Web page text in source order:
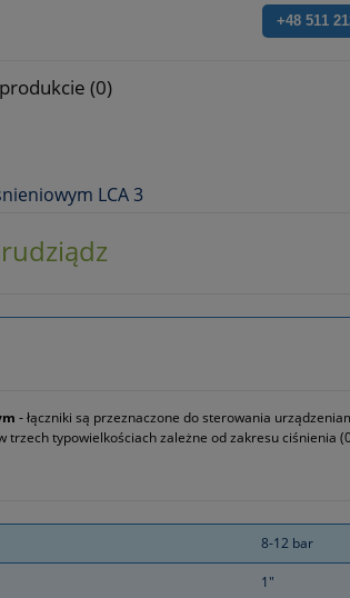
+48 511
(0)
LCA 3
‑ łączniki są przeznaczone do sterowania
typowielkościach zależne od zakresu ciśnienia
8-12 bar
1"